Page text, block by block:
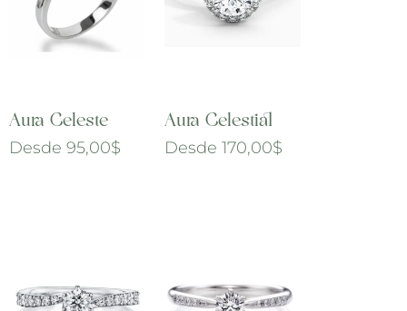
Aura Celeste
Desde 95,00$
Aura Celestial
Desde 170,00$